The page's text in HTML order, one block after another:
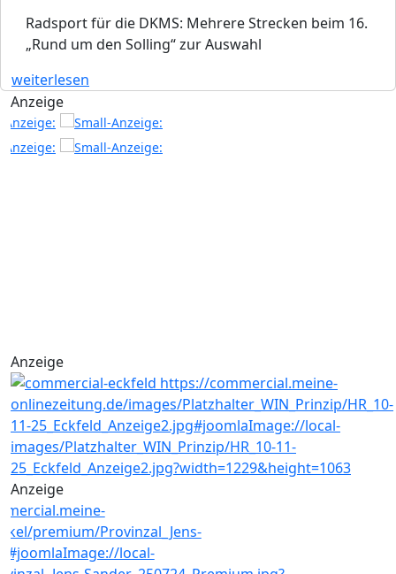
Radsport für die DKMS: Mehrere Strecken beim 16.
„Rund um den Solling“ zur Auswahl
weiterlesen
Anzeige
Anzeige
Anzeige